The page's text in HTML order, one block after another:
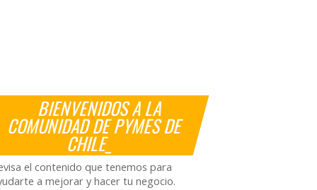
BIENVENIDOS A LA
COMUNIDAD DE PYMES DE
CHILE_
el contenido que tenemos para
a mejorar y hacer tu negocio.